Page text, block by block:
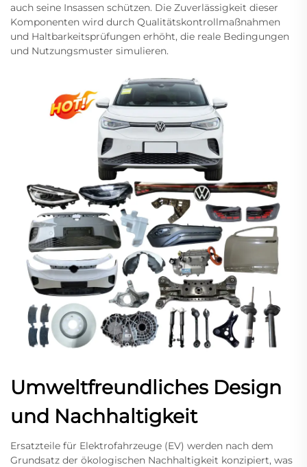
auch seine Insassen schützen. Die Zuverlässigkeit dieser
Komponenten wird durch Qualitätskontrollmaßnahmen
und Haltbarkeitsprüfungen erhöht, die reale Bedingungen
und Nutzungsmuster simulieren.
Umweltfreundliches Design
und Nachhaltigkeit
Ersatzteile für Elektrofahrzeuge (EV) werden nach dem
Grundsatz der ökologischen Nachhaltigkeit konzipiert, was